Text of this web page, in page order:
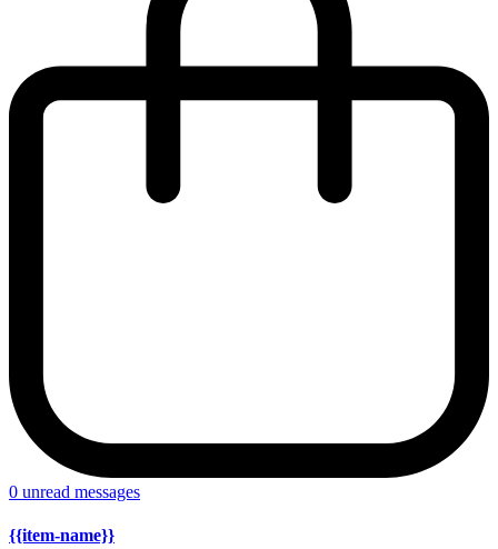
0 unread messages
{{item-name}}